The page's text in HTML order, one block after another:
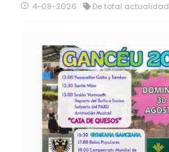
4-08-2026 De total actualidad